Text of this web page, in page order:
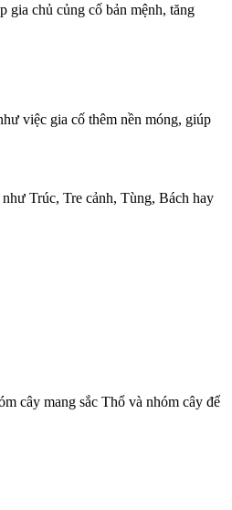
gia chủ củng cố bản mệnh, tăng
việc gia cố thêm nền móng, giúp
Trúc, Tre cảnh, Tùng, Bách hay
cây mang sắc Thổ và nhóm cây để